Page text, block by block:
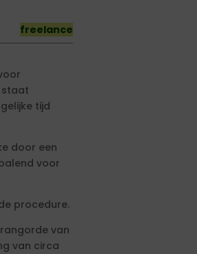
freelance
staat
tijd
door een
voor
procedure.
van
van circa